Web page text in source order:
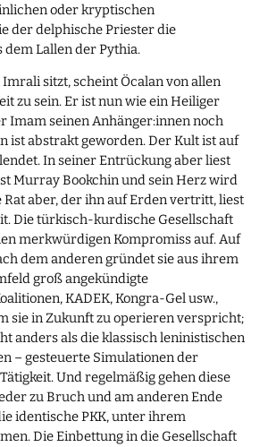
oder kryptischen
der delphische Priester die
dem Lallen der Pythia.
Imrali sitzt, scheint Öcalan von allen
zu sein. Er ist nun wie ein Heiliger
Imam seinen Anhänger:innen noch
ist abstrakt geworden. Der Kult ist auf
In seiner Entrückung aber liest
Murray Bookchin und sein Herz wird
Rat aber, der ihn auf Erden vertritt, liest
Die türkisch-kurdische Gesellschaft
merkwürdigen Kompromiss auf. Auf
dem anderen gründet sie aus ihrem
groß angekündigte
KADEK, Kongra-Gel usw.,
sie in Zukunft zu operieren verspricht;
anders als die klassisch leninistischen
– gesteuerte Simulationen der
Und regelmäßig gehen diese
zu Bruch und am anderen Ende
identische PKK, unter ihrem
Die Einbettung in die Gesellschaft